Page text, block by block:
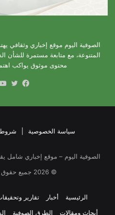
الصوفية اليوم موقع إخباري وثقافي
المتنوعة، مع متابعة مستمرة للشأن
محتوى موثوق يواكب
سياسة الخصوصية شروط
الصوفية اليوم – موقع إخباري شامل
©
2026 جميع حقوق
الرئيسية أخبار تقارير
أبحاث ومقالات
الطرق الصوفية